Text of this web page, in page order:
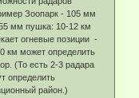
Зоопарк - 105 мм
мм пушка: 10-12 км
огневые позиции -
км может определить
(То есть 2-3 радара
определить
район.)